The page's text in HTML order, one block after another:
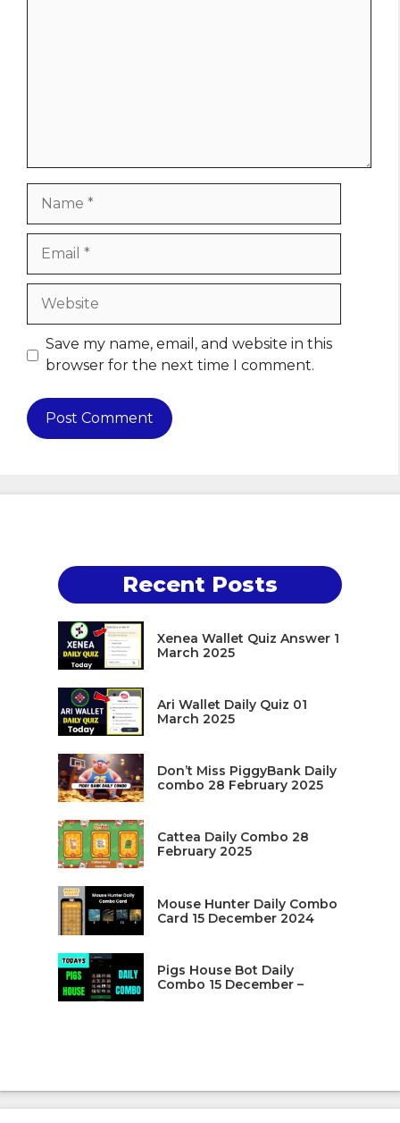
Website
Save my name, email, and website in this
browser for the next time I comment.
Recent Posts
Xenea Wallet Quiz Answer 1
March 2025
Ari Wallet Daily Quiz 01
March 2025
Don’t Miss PiggyBank Daily
combo 28 February 2025
Cattea Daily Combo 28
February 2025
Mouse Hunter Daily Combo
Card 15 December 2024
Pigs House Bot Daily
Combo 15 December –